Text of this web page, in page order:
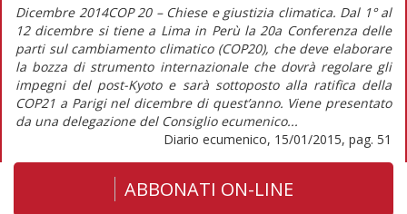
Dicembre 2014COP 20 – Chiese e giustizia climatica. Dal 1° al
12 dicembre si tiene a Lima in Perù la 20a Conferenza delle
parti sul cambiamento climatico (COP20), che deve elaborare
la bozza di strumento internazionale che dovrà regolare gli
impegni del post-Kyoto e sarà sottoposto alla ratifica della
COP21 a Parigi nel dicembre di quest’anno. Viene presentato
da una delegazione del Consiglio ecumenico...
Diario ecumenico, 15/01/2015, pag. 51
ABBONATI ON-LINE